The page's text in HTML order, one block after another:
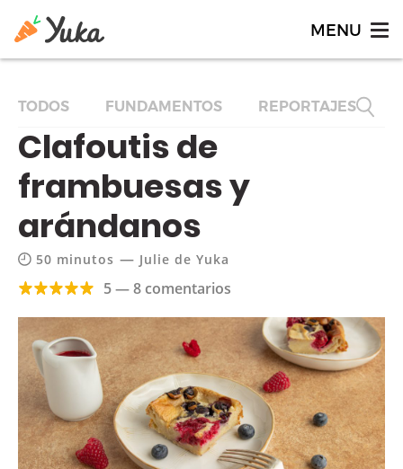
TODOS FUNDAMENTOS REPORTAJES
Clafoutis de
frambuesas y
arándanos
50 minutos — Julie de Yuka
5 — 8 comentarios